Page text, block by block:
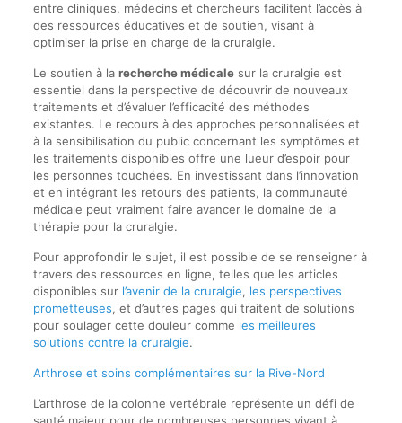
entre cliniques, médecins et chercheurs facilitent l’accès à
des ressources éducatives et de soutien, visant à
optimiser la prise en charge de la cruralgie.
Le soutien à la recherche médicalesur la cruralgie est
essentiel dans la perspective de découvrir de nouveaux
traitements et d’évaluer l’efficacité des méthodes
existantes. Le recours à des approches personnalisées et
à la sensibilisation du public concernant les symptômes et
les traitements disponibles offre une lueur d’espoir pour
les personnes touchées. En investissant dans l’innovation
et en intégrant les retours des patients, la communauté
médicale peut vraiment faire avancer le domaine de la
thérapie pour la cruralgie.
Pour approfondir le sujet, il est possible de se renseigner à
travers des ressources en ligne, telles que les articles
disponibles sur l’avenir de la cruralgie, les perspectives
prometteuses, et d’autres pages qui traitent de solutions
pour soulager cette douleur comme les meilleures
solutions contre la cruralgie.
Arthrose et soins complémentaires sur la Rive-Nord
L’arthrose de la colonne vertébrale représente un défi de